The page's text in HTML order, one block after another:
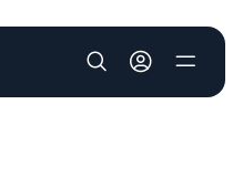
User account